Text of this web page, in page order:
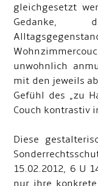
gleichgesetzt
Gedanke,
unwohnlich
mit den jeweils
Gefühl des „zu
Couch kontrastiv
Diese
15.02.2012, 6 U